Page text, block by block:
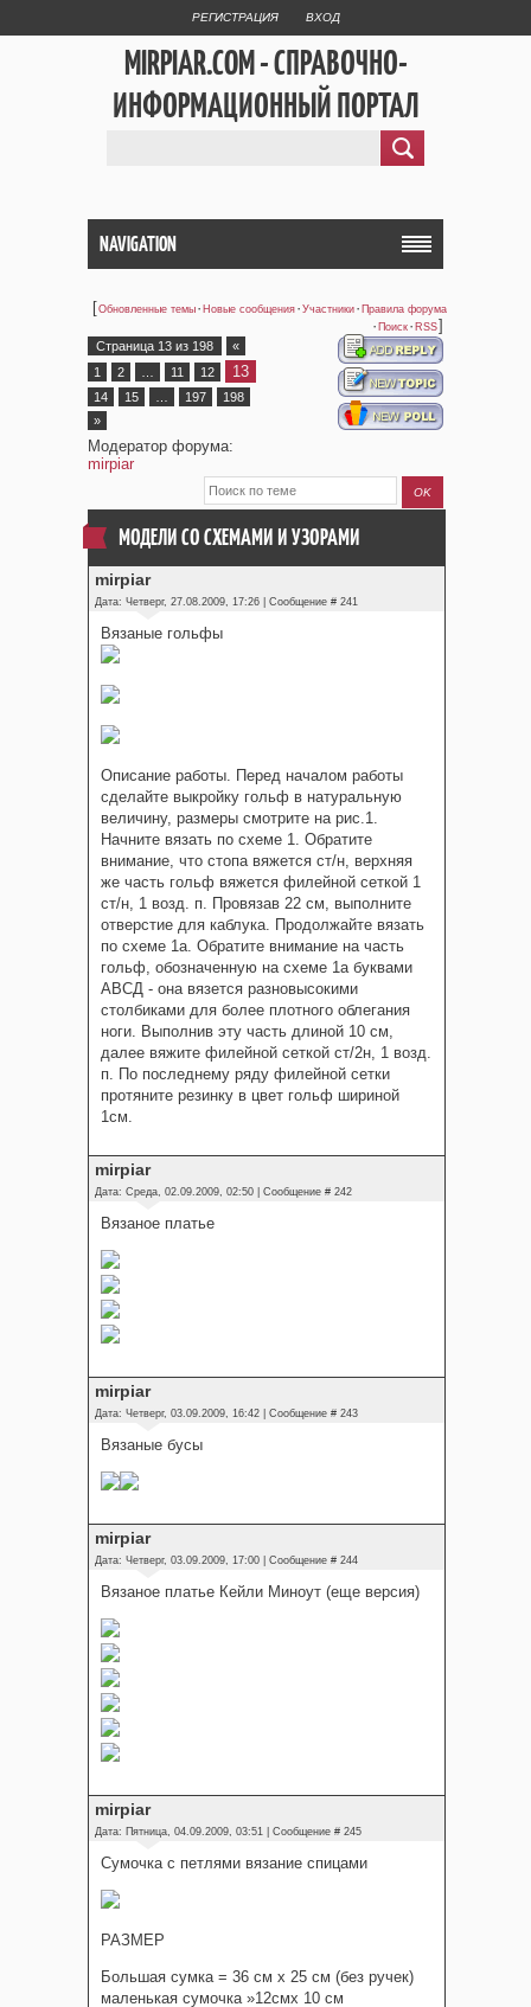
РЕГИСТРАЦИЯ ВХОД
MIRPIAR.COM - СПРАВОЧНО-
ИНФОРМАЦИОННЫЙ ПОРТАЛ
NAVIGATION
[Обновленные темы·Новые сообщения·Участники·Правила форума
·Поиск·RSS]
Страница 13 из 198
«
1
2 11 12 13
14 15 197
198
»
Модератор форума:
mirpiar
МОДЕЛИ СО СХЕМАМИ И УЗОРАМИ
mirpiar
Дата: Четверг, 27.08.2009, 17:26 | Сообщение # 241
Вязаные гольфы
Описание работы. Перед началом работы
сделайте выкройку гольф в натуральную
величину, размеры смотрите на рис.1.
Начните вязать по схеме 1. Обратите
внимание, что стопа вяжется ст/н, верхняя
же часть гольф вяжется филейной сеткой 1
ст/н, 1 возд. п. Провязав 22 см, выполните
отверстие для каблука. Продолжайте вязать
по схеме 1а. Обратите внимание на часть
гольф, обозначенную на схеме 1а буквами
АВСД - она вязется разновысокими
столбиками для более плотного облегания
ноги. Выполнив эту часть длиной 10 см,
далее вяжите филейной сеткой ст/2н, 1 возд.
п. По последнему ряду филейной сетки
протяните резинку в цвет гольф шириной
1см.
mirpiar
Дата: Среда, 02.09.2009, 02:50 | Сообщение # 242
Вязаное платье
mirpiar
Дата: Четверг, 03.09.2009, 16:42 | Сообщение # 243
Вязаные бусы
mirpiar
Дата: Четверг, 03.09.2009, 17:00 | Сообщение # 244
Вязаное платье Кейли Миноут (еще версия)
mirpiar
Дата: Пятница, 04.09.2009, 03:51 | Сообщение # 245
Сумочка с петлями вязание спицами
РАЗМЕР
Большая сумка = 36 см х 25 см (без ручек)
маленькая сумочка »12смх 10 см